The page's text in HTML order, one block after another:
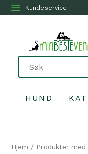
Kundeservice
HUND
Hjem / Produkter med